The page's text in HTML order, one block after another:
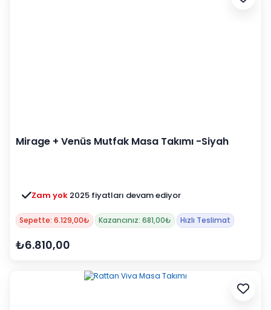
Mirage + Venüs Mutfak Masa Takımı -Siyah
Zam yok 2025 fiyatları devam ediyor
Sepette: 6.129,00₺ Kazancınız: 681,00₺ Hızlı Teslimat
₺6.810,00